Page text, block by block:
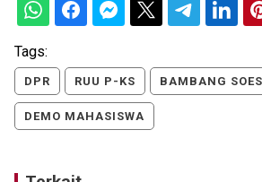
Tags:
DPR RUU P-KS BAMBANG
DEMO MAHASISWA